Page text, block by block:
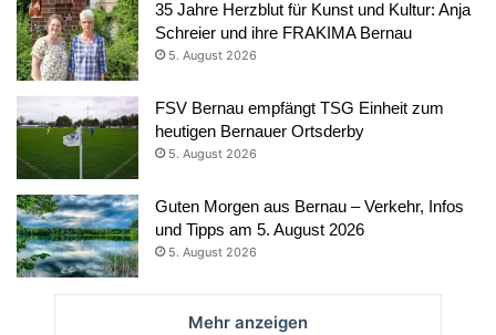
35 Jahre Herzblut für Kunst und Kultur: Anja
Schreier und ihre FRAKIMA Bernau
5. August 2026
FSV Bernau empfängt TSG Einheit zum
heutigen Bernauer Ortsderby
5. August 2026
Guten Morgen aus Bernau – Verkehr, Infos
und Tipps am 5. August 2026
5. August 2026
Mehr anzeigen